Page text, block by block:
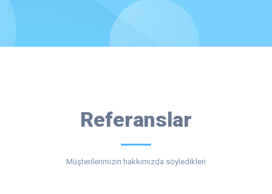
Referanslar
Müşterilerimizin hakkımızda söyledikleri